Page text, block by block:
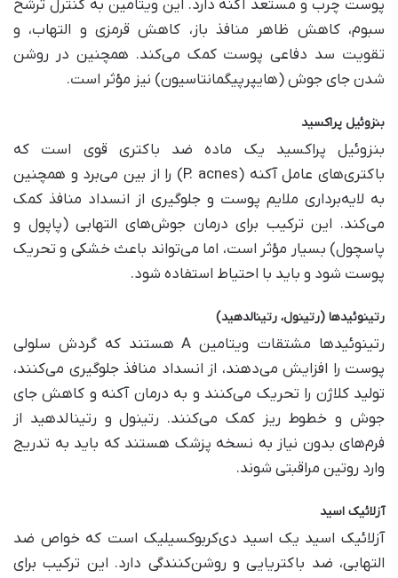
پوست چرب و مستعد آکنه دارد. این ویتامین به کنترل ترشح
سبوم، کاهش ظاهر منافذ باز، کاهش قرمزی و التهاب، و
تقویت سد دفاعی پوست کمک می‌کند. همچنین در روشن
شدن جای جوش (هایپرپیگمانتاسیون) نیز مؤثر است.
بنزوئیل پراکسید
بنزوئیل پراکسید یک ماده ضد باکتری قوی است که
باکتری‌های عامل آکنه (P. acnes) را از بین می‌برد و همچنین
به لایه‌برداری ملایم پوست و جلوگیری از انسداد منافذ کمک
می‌کند. این ترکیب برای درمان جوش‌های التهابی (پاپول و
پاسچول) بسیار مؤثر است، اما می‌تواند باعث خشکی و تحریک
پوست شود و باید با احتیاط استفاده شود.
رتینوئیدها (رتینول، رتینالدهید)
رتینوئیدها مشتقات ویتامین A هستند که گردش سلولی
پوست را افزایش می‌دهند، از انسداد منافذ جلوگیری می‌کنند،
تولید کلاژن را تحریک می‌کنند و به درمان آکنه و کاهش جای
جوش و خطوط ریز کمک می‌کنند. رتینول و رتینالدهید از
فرم‌های بدون نیاز به نسخه پزشک هستند که باید به تدریج
وارد روتین مراقبتی شوند.
آزلائیک اسید
آزلائیک اسید یک اسید دی‌کربوکسیلیک است که خواص ضد
التهابی، ضد باکتریایی و روشن‌کنندگی دارد. این ترکیب برای